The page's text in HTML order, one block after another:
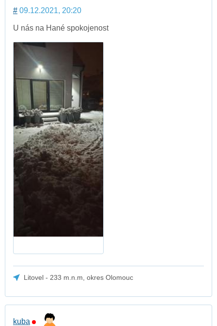
# 09.12.2021, 20:20
U nás na Hané spokojenost
Litovel - 233 m.n.m, okres Olomouc
kuba